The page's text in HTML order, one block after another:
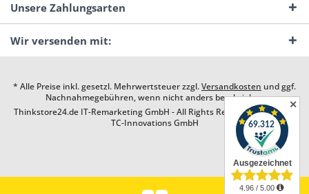
Unsere Zahlungsarten
Wir versenden mit:
* Alle Preise inkl. gesetzl. Mehrwertsteuer zzgl.Versandkosten und ggf.
Nachnahmegebühren, wenn nicht anders beschrieben
Thinkstore24.de IT-Remarketing GmbH - All Rights Reserved. Design by
TC-Innovations GmbH
✕